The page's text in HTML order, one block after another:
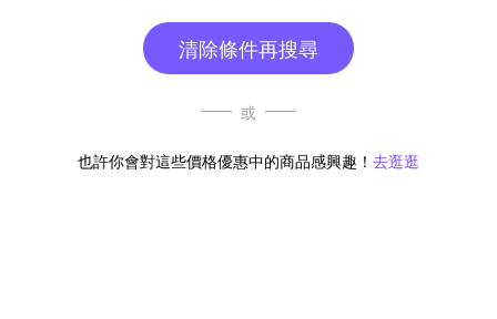
清除條件再搜尋
或
也許你會對這些價格優惠中的商品感興趣！ 去逛逛